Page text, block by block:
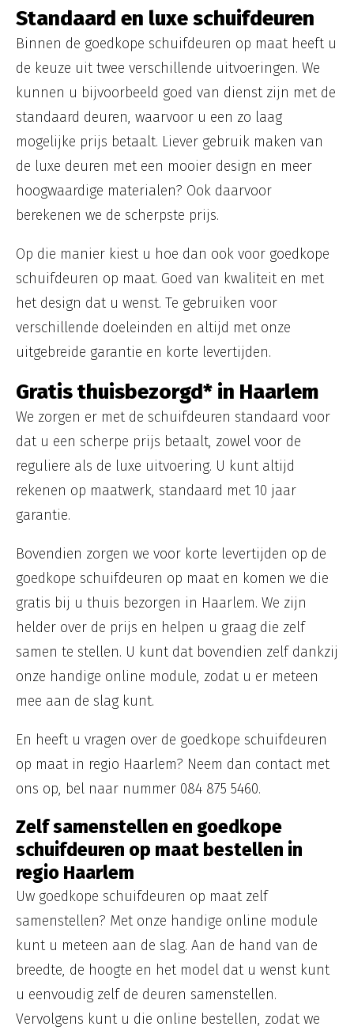
Standaard en luxe schuifdeuren
Binnen de goedkope schuifdeuren op maat heeft u
de keuze uit twee verschillende uitvoeringen. We
kunnen u bijvoorbeeld goed van dienst zijn met de
standaard deuren, waarvoor u een zo laag
mogelijke prijs betaalt. Liever gebruik maken van
de luxe deuren met een mooier design en meer
hoogwaardige materialen? Ook daarvoor
berekenen we de scherpste prijs.
Op die manier kiest u hoe dan ook voor goedkope
schuifdeuren op maat. Goed van kwaliteit en met
het design dat u wenst. Te gebruiken voor
verschillende doeleinden en altijd met onze
uitgebreide garantie en korte levertijden.
Gratis thuisbezorgd* in Haarlem
We zorgen er met de schuifdeuren standaard voor
dat u een scherpe prijs betaalt, zowel voor de
reguliere als de luxe uitvoering. U kunt altijd
rekenen op maatwerk, standaard met 10 jaar
garantie.
Bovendien zorgen we voor korte levertijden op de
goedkope schuifdeuren op maat en komen we die
gratis bij u thuis bezorgen in Haarlem. We zijn
helder over de prijs en helpen u graag die zelf
samen te stellen. U kunt dat bovendien zelf dankzij
onze handige online module, zodat u er meteen
mee aan de slag kunt.
En heeft u vragen over de goedkope schuifdeuren
op maat in regio Haarlem? Neem dan contact met
ons op, bel naar nummer 084 875 5460.
Zelf samenstellen en goedkope
schuifdeuren op maat bestellen in
regio Haarlem
Uw goedkope schuifdeuren op maat zelf
samenstellen? Met onze handige online module
kunt u meteen aan de slag. Aan de hand van de
breedte, de hoogte en het model dat u wenst kunt
u eenvoudig zelf de deuren samenstellen.
Vervolgens kunt u die online bestellen, zodat we